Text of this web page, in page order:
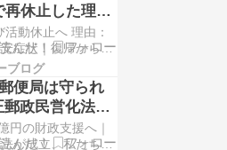
リズム」のほう
関連していた もし
る時間が2時間違
の…
再休止した理由
動休止へ 理由：
症状｜復帰から3
った経緯と今後を
年6月】 ILLIT
年6月19日 ILLITモ
へ復帰からわずか
た理由と、これか
たい」と…
ブログ
便局は守られ
政民営化法
円の財政支援へ｜
が成立、私たちの